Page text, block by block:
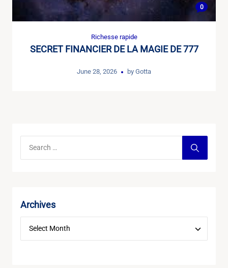
0
Richesse rapide
SECRET FINANCIER DE LA MAGIE DE 777
June 28, 2026 by Gotta
Archives